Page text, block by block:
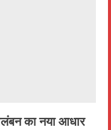
का नया आधार